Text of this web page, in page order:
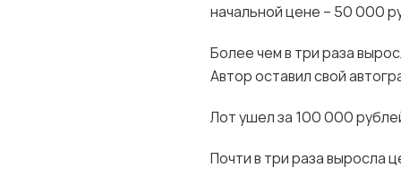
начальной цене – 50 000
Более чем в три раза
Автор оставил свой
Лот ушел за 100 000
Почти в три раза выросла